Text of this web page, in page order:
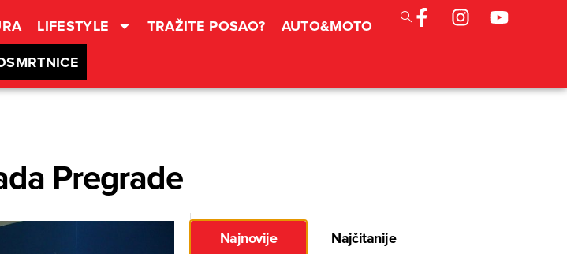
LIFESTYLE TRAŽITE POSAO?
AUTO&MOTO
Pregrade
Najnovije
Najčitanije